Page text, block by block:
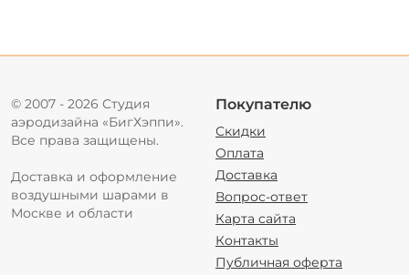
© 2007 - 2026 Студия
аэродизайна «БигХэппи».
Все права защищены.
Доставка и оформление
воздушными шарами в
Москве и области
Покупателю
Скидки
Оплата
Доставка
Вопрос-ответ
Карта сайта
Контакты
Публичная оферта